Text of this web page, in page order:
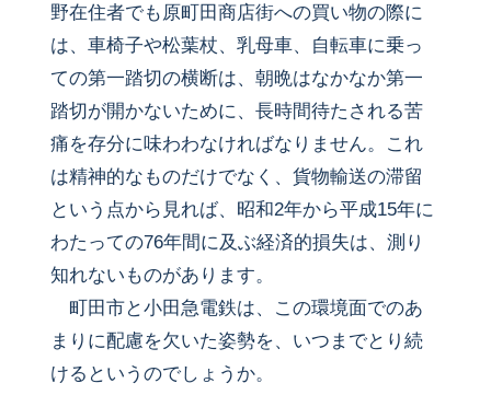
野在住者でも原町田商店街への買い物の際に
は、車椅子や松葉杖、乳母車、自転車に乗っ
ての第一踏切の横断は、朝晩はなかなか第一
踏切が開かないために、長時間待たされる苦
痛を存分に味わわなければなりません。これ
は精神的なものだけでなく、貨物輸送の滞留
という点から見れば、昭和2年から平成15年に
わたっての76年間に及ぶ経済的損失は、測り
知れないものがあります。
町田市と小田急電鉄は、この環境面でのあ
まりに配慮を欠いた姿勢を、いつまでとり続
けるというのでしょうか。